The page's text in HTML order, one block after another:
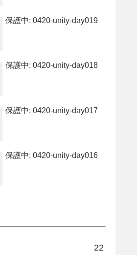
保護中: 0420-unity-day019
保護中: 0420-unity-day018
保護中: 0420-unity-day017
保護中: 0420-unity-day016
22